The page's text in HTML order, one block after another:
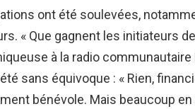
ont été soulevées,
« Que gagnent les initiateurs
à la radio communautaire
sans équivoque : « Rien,
bénévole. Mais beaucoup